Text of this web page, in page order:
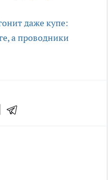
даже купе:
а проводники